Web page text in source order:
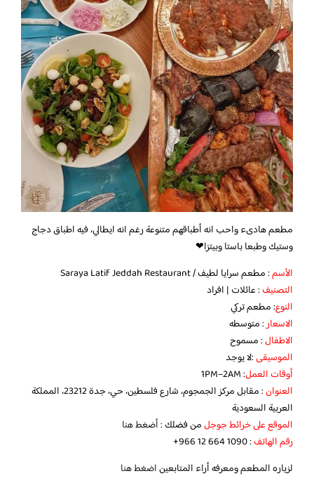
مطعم هادىء واحب انه أطباقهم متنوعة رغم انه ايطالي، فيه اطباق دجاج
وستيك وطبعا باستا وبيتزا❤
الأسم: مطعم سرايا لطيف / Saraya Latif Jeddah Restaurant
التصنيف: عائلات | افراد
النوع: مطعم تركي
الاسعار: متوسطه
الاطفال: مسموح
الموسيقى:لا يوجد
أوقات العمل: 1PM–2AM
العنوان
: مقابل مركز الجمجوم، شارع فلسطين، حي، جدة 23212، المملكة
العربية السعودية
الموقع على خرائط جوجلمن فضلك :أضغط هنا
رقم الهاتف: ‏‪‏‪‏‪‏‪‏‪+966 12 664 1090‬‏
لزياره المطعم ومعرفه أراء المتابعيناضغط هنا